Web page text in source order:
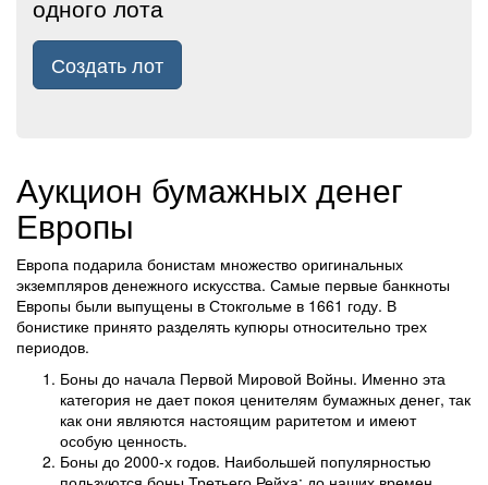
одного лота
Создать лот
Аукцион бумажных денег
Европы
Европа подарила бонистам множество оригинальных
экземпляров денежного искусства. Самые первые банкноты
Европы были выпущены в Стокгольме в 1661 году. В
бонистике принято разделять купюры относительно трех
периодов.
Боны до начала Первой Мировой Войны. Именно эта
категория не дает покоя ценителям бумажных денег, так
как они являются настоящим раритетом и имеют
особую ценность.
Боны до 2000-х годов. Наибольшей популярностью